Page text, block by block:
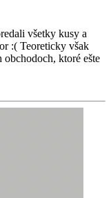
všetky kusy a
:( Teoreticky však
ktoré ešte